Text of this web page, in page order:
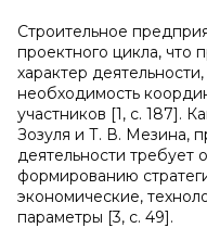
Строительное
проектного цикла, что
характер
необходимость
участников [1, с. 187].
Зозуля и Т. В. Мезина,
деятельности требует
формированию
экономические,
параметры [3, с. 49].